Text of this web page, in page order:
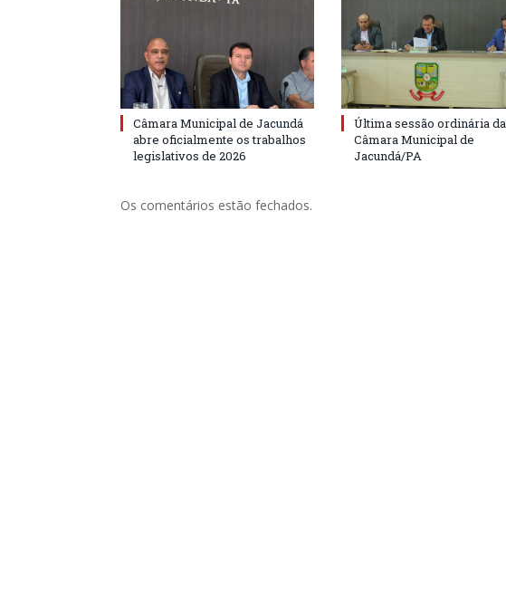
Câmara Municipal de Jacundá
abre oficialmente os trabalhos
legislativos de 2026
Última sessão ordinária da
Câmara Municipal de
Jacundá/PA
Os comentários estão fechados.